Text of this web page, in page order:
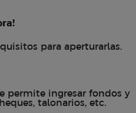
para aperturarlas.
permite ingresar fondos y
talonarios, etc.